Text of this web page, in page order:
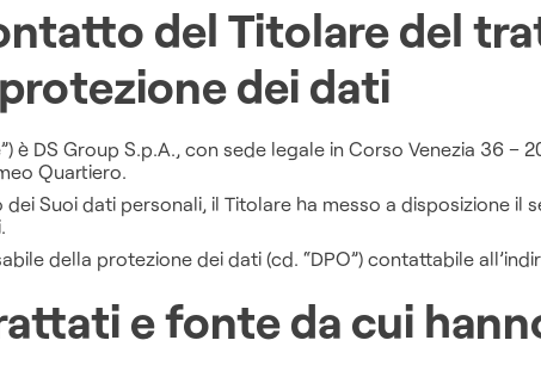
del Titolare del
dei dati
DS Group S.p.A., con sede legale in Corso Venezia 36 –
Quartiero.
Suoi dati personali, il Titolare ha messo a disposizione il
della protezione dei dati (cd. “DPO”) contattabile
e fonte da cui